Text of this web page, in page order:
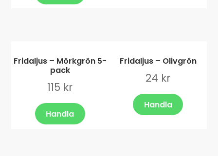
Fridaljus – Mörkgrön 5-
pack
115 kr
Handla
Fridaljus – Olivgrön
24 kr
Handla